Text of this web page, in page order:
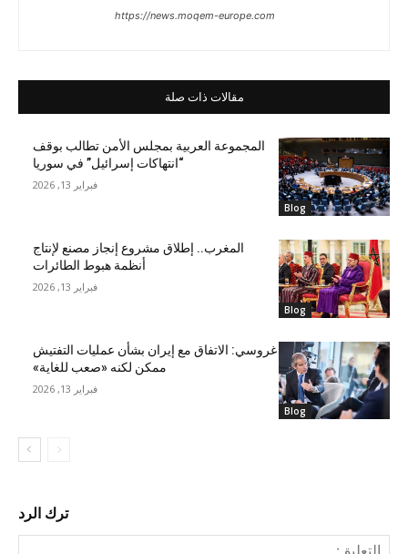
https://news.moqem-europe.com
مقالات ذات صلة
Blog
المجموعة العربية بمجلس الأمن تطالب بوقف
“انتهاكات إسرائيل” في سوريا
فبراير 13, 2026
Blog
المغرب.. إطلاق مشروع إنجاز مصنع لإنتاج
أنظمة هبوط الطائرات
فبراير 13, 2026
Blog
غروسي: الاتفاق مع إيران بشأن عمليات التفتيش
ممكن لكنه «صعب للغاية»
فبراير 13, 2026
ترك الرد